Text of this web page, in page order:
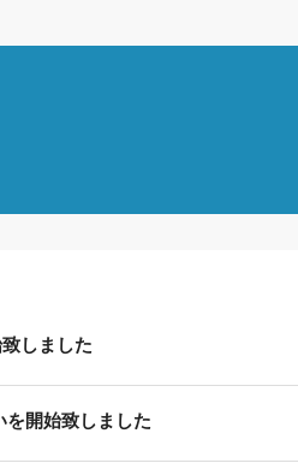
しました
を開始致しました